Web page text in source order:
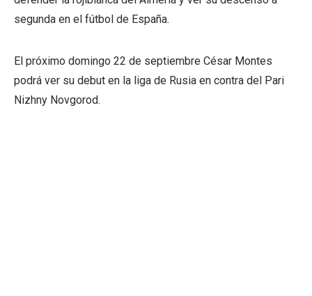
segunda en el fútbol de España.
El próximo domingo 22 de septiembre César Montes
podrá ver su debut en la liga de Rusia en contra del Pari
Nizhny Novgorod.